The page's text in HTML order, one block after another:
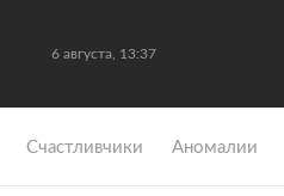
6 августа, 13:37
Счастливчики Аномалии